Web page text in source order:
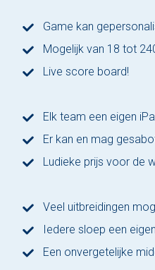
Haarlem
Den Haag
Loosdrecht
Vecht
Game kan
Mogelijk van 18 tot
Live score board!
Elk team een eigen
Er kan en mag
Ludieke prijs voor de
Veel uitbreidingen
Iedere sloep een
Een onvergetelijke